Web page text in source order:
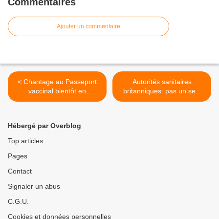
Ajouter un commentaire
< Chantage au Passeport
vaccinal bientôt en
application.
Autorités sanitaires
britanniques: pas un seul
cas de grippe détecté cette
Hébergé par Overblog
Top articles
Pages
Contact
Signaler un abus
C.G.U.
Cookies et données personnelles